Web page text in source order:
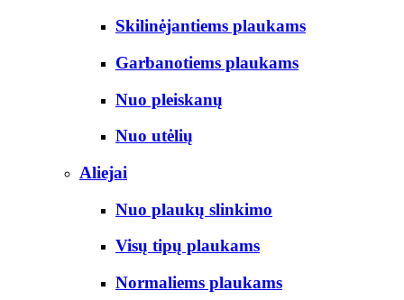
Skilinėjantiems plaukams
Garbanotiems plaukams
Nuo pleiskanų
Nuo utėlių
Aliejai
Nuo plaukų slinkimo
Visų tipų plaukams
Normaliems plaukams